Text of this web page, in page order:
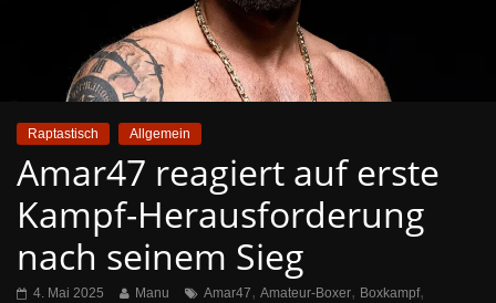
Raptastisch Allgemein
Amar47 reagiert auf erste
Kampf-Herausforderung
nach seinem Sieg
4. Mai 2025 Manu Amar47, Amateur-Boxer, Boxkampf,